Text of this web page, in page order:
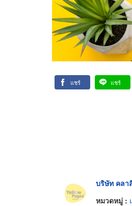
แชร์ แชร์
บริษัท คลา
หมวดหมู่ :